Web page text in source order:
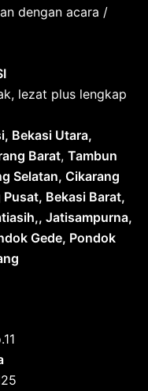
dengan acara /
lezat plus lengkap
Bekasi Utara,
Barat, Tambun
Selatan, Cikarang
Bekasi Barat,
Jatisampurna,
Gede, Pondok